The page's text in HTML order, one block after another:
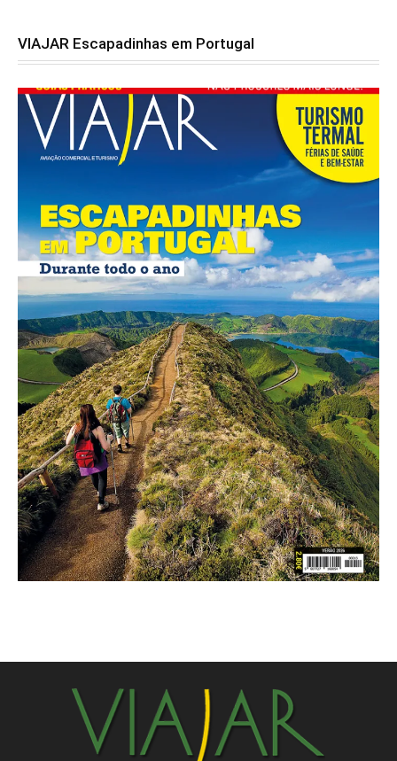
VIAJAR Escapadinhas em Portugal